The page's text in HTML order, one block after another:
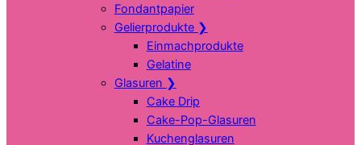
Fondantpapier
Gelierprodukte ❯
Einmachprodukte
Gelatine
Glasuren ❯
Cake Drip
Cake-Pop-Glasuren
Kuchenglasuren